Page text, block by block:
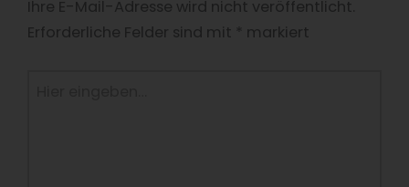
Ihre E-Mail-Adresse wird nicht veröffentlicht.
Erforderliche Felder sind mit
markiert